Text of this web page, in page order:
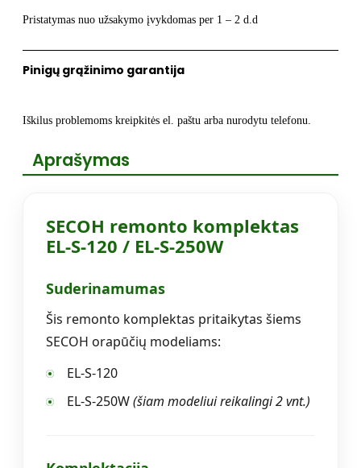
120-
Pristatymas nuo užsakymo įvykdomas per 1 – 2 d.d
Pinigų grąžinimo garantija
Iškilus problemoms kreipkitės el. paštu arba nurodytu telefonu.
Aprašymas
SECOH remonto komplektas
EL-S-120 / EL-S-250W
Suderinamumas
Šis remonto komplektas pritaikytas šiems
SECOH orapūčių modeliams:
EL-S-120
EL-S-250W(šiam modeliui reikalingi 2 vnt.)